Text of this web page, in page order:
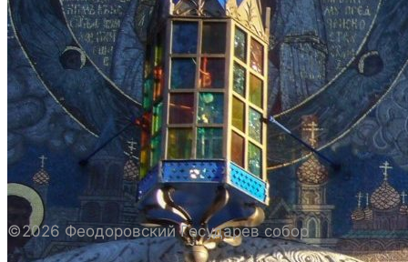
ИСТОРИЯ СОБОРА
ИСТОРИЯ ФЕОДОРОВСКОГО ГОСУДАРЕВА
СОБОРА
ПОЛОЖЕНИЕ И ВНУТРЕННИЙ
РАСПОРЯДОК СОБОРА
БИОГРАФИЧЕСКИЕ ДАННЫЕ
СВЯЩЕННОСЛУЖИТЕЛЕЙ СОБОРА.
ВНЕШНИЙ ВИД
©2026 Феодоровский Государев собор